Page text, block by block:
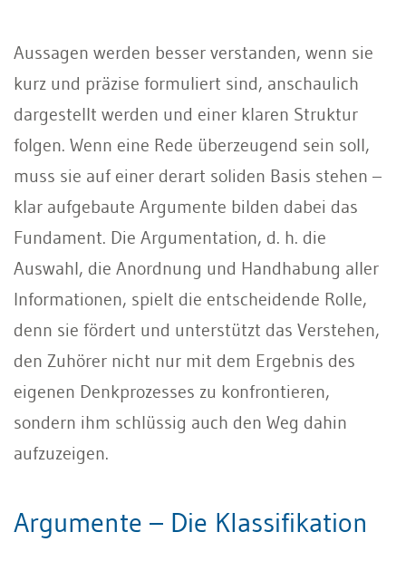
Aussagen werden besser verstanden, wenn sie
kurz und präzise formuliert sind, anschaulich
dargestellt werden und einer klaren Struktur
folgen. Wenn eine Rede überzeugend sein soll,
muss sie auf einer derart soliden Basis stehen –
klar aufgebaute Argumente bilden dabei das
Fundament. Die Argumentation, d. h. die
Auswahl, die Anordnung und Handhabung aller
Informationen, spielt die entscheidende Rolle,
denn sie fördert und unterstützt das Verstehen,
den Zuhörer nicht nur mit dem Ergebnis des
eigenen Denkprozesses zu konfrontieren,
sondern ihm schlüssig auch den Weg dahin
aufzuzeigen.
Argumente – Die Klassifikation